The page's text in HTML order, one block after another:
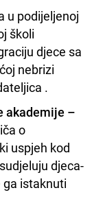
u podijeljenoj
školi
djece sa
nebrizi
.
akademije –
o
uspjeh kod
djeca-
ga istaknuti